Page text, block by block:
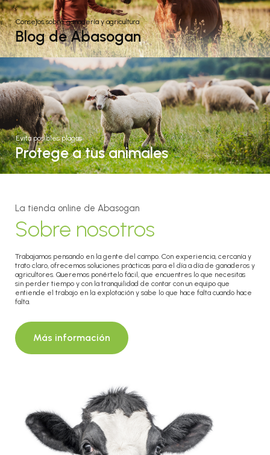
Consejos sobre ganadería y agricultura
Blog de Abasogan
Evita posibles plagas
Protege a tus animales
La tienda online de Abasogan
Sobre nosotros
Trabajamos pensando en la gente del campo. Con experiencia, cercanía y
trato claro, ofrecemos soluciones prácticas para el día a día de ganaderos y
agricultores. Queremos ponértelo fácil, que encuentres lo que necesitas
sin perder tiempo y con la tranquilidad de contar con un equipo que
entiende el trabajo en la explotación y sabe lo que hace falta cuando hace
falta.
Más información